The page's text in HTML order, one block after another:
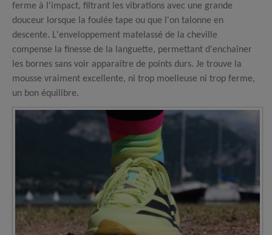
ferme à l'impact, filtrant les vibrations avec une grande
douceur lorsque la foulée tape ou que l'on talonne en
descente. L'enveloppement matelassé de la cheville
compense la finesse de la languette, permettant d'enchaîner
les bornes sans voir apparaître de points durs. Je trouve la
mousse vraiment excellente, ni trop moelleuse ni trop ferme,
un bon équilibre.